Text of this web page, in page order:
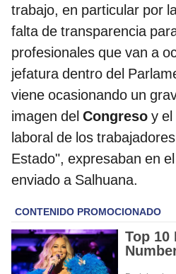
trabajo, en particular por
falta de transparencia
profesionales que van a
jefatura dentro del
viene ocasionando un
imagen del Congreso y
laboral de los
Estado", expresaban en
enviado a Salhuana.